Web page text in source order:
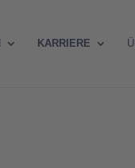
KARRIERE